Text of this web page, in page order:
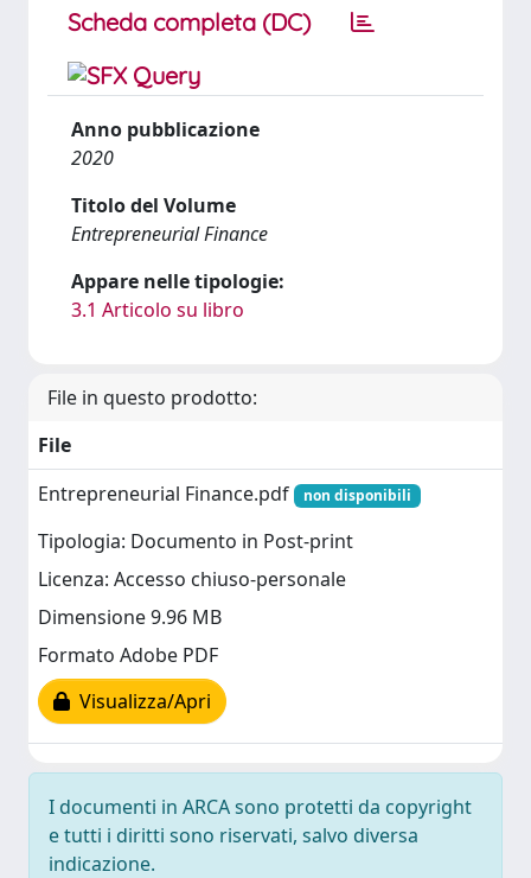
Scheda completa (DC)
Anno pubblicazione
2020
Titolo del Volume
Entrepreneurial Finance
Appare nelle tipologie:
3.1 Articolo su libro
File in questo prodotto:
File
Entrepreneurial Finance.pdf
non disponibili
Tipologia: Documento in Post-print
Licenza: Accesso chiuso-personale
Dimensione 9.96 MB
Formato Adobe PDF
Visualizza/Apri
I documenti in ARCA sono protetti da copyright
e tutti i diritti sono riservati, salvo diversa
indicazione.